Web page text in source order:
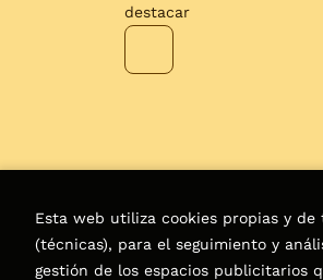
destacar
Esta web utiliza cookies propias y
(técnicas), para el seguimiento y
gestión de los espacios publicitarios